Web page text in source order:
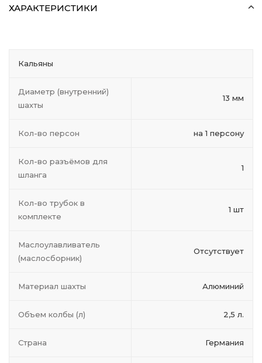
ХАРАКТЕРИСТИКИ
Кальяны
Диаметр (внутренний)
шахты
13 мм
Кол-во персон на 1 персону
Кол-во разъёмов для
шланга
1
Кол-во трубок в
комплекте
1 шт
Маслоулавливатель
(маслосборник)
Отсутствует
Материал шахты Алюминий
Объем колбы (л) 2,5 л.
Страна Германия